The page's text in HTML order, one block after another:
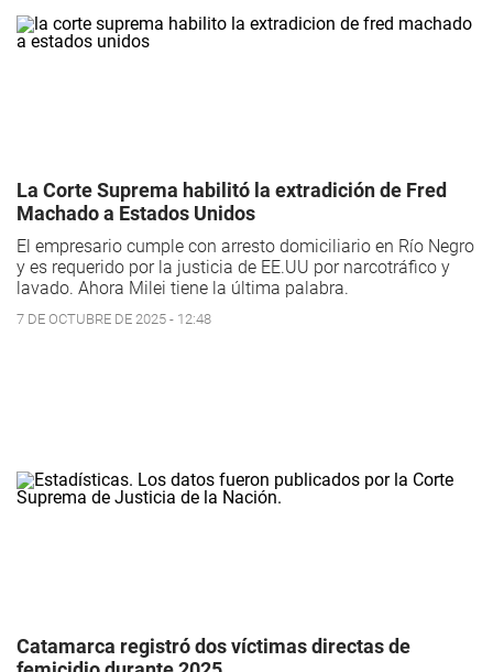
La Corte Suprema habilitó la extradición de Fred
Machado a Estados Unidos
El empresario cumple con arresto domiciliario en Río Negro
y es requerido por la justicia de EE.UU por narcotráfico y
lavado. Ahora Milei tiene la última palabra.
7 DE OCTUBRE DE 2025 - 12:48
Catamarca registró dos víctimas directas de